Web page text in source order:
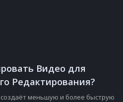
Видео для
Редактирования?
меньшую и более быструю